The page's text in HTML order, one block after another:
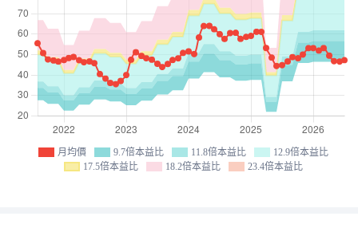
月均價 9.7倍本益比 11.8倍本益比
12.9倍本益比
17.5倍本益比
18.2倍本益比 23.4倍本益比